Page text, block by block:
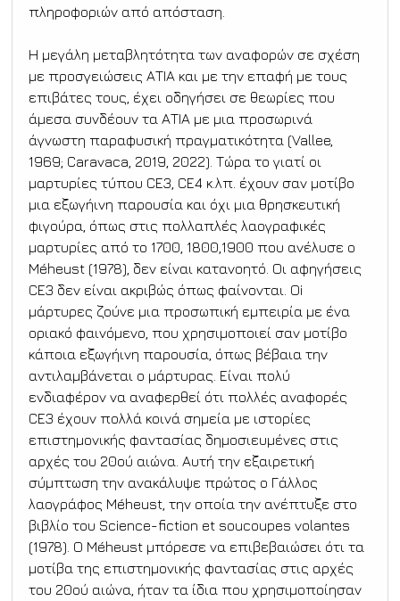
πληροφοριών από απόσταση.
Η μεγάλη μεταβλητότητα των αναφορών σε σχέση
με προσγειώσεις ΑΤΙΑ και με την επαφή με τους
επιβάτες τους, έχει οδηγήσει σε θεωρίες που
άμεσα συνδέουν τα ΑΤΙΑ με μια προσωρινά
άγνωστη παραφυσική πραγματικότητα (Vallee,
1969; Caravaca, 2019, 2022). Τώρα το γιατί οι
μαρτυρίες τύπου CE3, CE4 κ.λπ. έχουν σαν μοτίβο
μια εξωγήινη παρουσία και όχι μια θρησκευτική
φιγούρα, όπως στις πολλαπλές λαογραφικές
μαρτυρίες από το 1700, 1800,1900 που ανέλυσε ο
Méheust (1978), δεν είναι κατανοητό. Οι αφηγήσεις
CE3 δεν είναι ακριβώς όπως φαίνονται. Oi
μάρτυρες ζούνε μια προσωπική εμπειρία με ένα
οριακό φαινόμενο, που χρησιμοποιεί σαν μοτίβο
κάποια εξωγήινη παρουσία, όπως βέβαια την
αντιλαμβάνεται ο μάρτυρας. Είναι πολύ
ενδιαφέρον να αναφερθεί ότι πολλές αναφορές
CE3 έχουν πολλά κοινά σημεία με ιστορίες
επιστημονικής φαντασίας δημοσιευμένες στις
αρχές του 20ού αιώνα. Αυτή την εξαιρετική
σύμπτωση την ανακάλυψε πρώτος ο Γάλλος
λαογράφος Méheust, την οποία την ανέπτυξε στο
βιβλίο του Science-fiction et soucoupes volantes
(1978). O Méheust μπόρεσε να επιβεβαιώσει ότι τα
μοτίβα της επιστημονικής φαντασίας στις αρχές
του 20ού αιώνα, ήταν τα ίδια που χρησιμοποίησαν